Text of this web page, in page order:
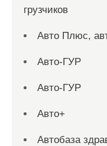
грузчиков
Авто Плюс,
Авто-ГУР
Авто-ГУР
Авто+
Автобаза